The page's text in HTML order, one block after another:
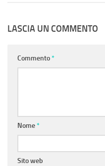
LASCIA UN COMMENTO
Commento*
Nome*
Sito web